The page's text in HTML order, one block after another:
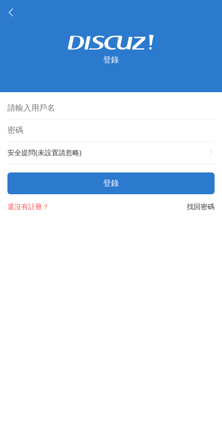
登錄
安全提問(未設置請忽略)
登錄
找回密碼
還沒有註冊？